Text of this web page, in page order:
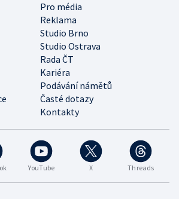
Pro média
Reklama
Studio Brno
Studio Ostrava
Rada ČT
Kariéra
Podávání námětů
Časté dotazy
Kontakty
YouTube X Threads